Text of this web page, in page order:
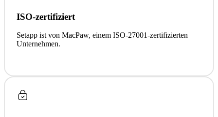
ISO-zertifiziert
Setapp ist von MacPaw, einem ISO-27001-zertifizierten
Unternehmen.